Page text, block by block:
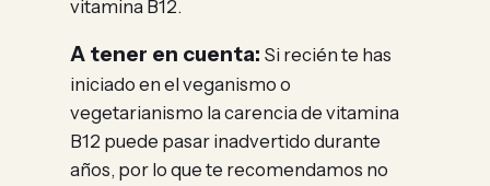
vitamina B12.
A tener en cuenta: Si recién te has
iniciado en el veganismo o
vegetarianismo la carencia de vitamina
B12 puede pasar inadvertido durante
años, por lo que te recomendamos no